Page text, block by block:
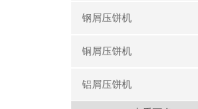
钢屑压饼机
铜屑压饼机
铝屑压饼机